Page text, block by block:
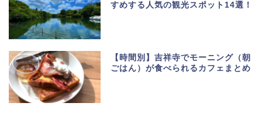
すめする人気の観光スポット14選！
【時間別】吉祥寺でモーニング（朝
ごはん）が食べられるカフェまとめ